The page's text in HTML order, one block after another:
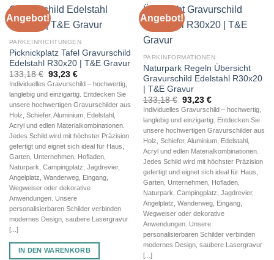
Angebot!
PARKEINRICHTUNGEN
Picknickplatz Tafel Gravurschild
Edelstahl R30x20 | T&E Gravur
133,18€ Ursprünglicher
Preis
war:
133,18 €
93,23 €Aktueller
Preis
ist:
93,23 €.
Individuelles Gravurschild – hochwertig,
langlebig und einzigartig. Entdecken Sie
unsere hochwertigen Gravurschilder aus
Holz, Schiefer, Aluminium, Edelstahl,
Acryl und edlen Materialkombinationen.
Jedes Schild wird mit höchster Präzision
gefertigt und eignet sich ideal für Haus,
Garten, Unternehmen, Hofladen,
Naturpark, Campingplatz, Jagdrevier,
Angelplatz, Wanderweg, Eingang,
Wegweiser oder dekorative
Anwendungen. Unsere
personalisierbaren Schilder verbinden
modernes Design, saubere Lasergravur
[...]
IN DEN WARENKORB
Angebot!
PARKINFORMATIONEN
Naturpark Regeln Übersicht
Gravurschild Edelstahl R30x20
| T&E Gravur
133,18€ Ursprünglicher
Preis
war:
133,18 €
93,23 €Aktueller
Preis
ist:
93,23 €.
Individuelles Gravurschild – hochwertig,
langlebig und einzigartig. Entdecken Sie
unsere hochwertigen Gravurschilder aus
Holz, Schiefer, Aluminium, Edelstahl,
Acryl und edlen Materialkombinationen.
Jedes Schild wird mit höchster Präzision
gefertigt und eignet sich ideal für Haus,
Garten, Unternehmen, Hofladen,
Naturpark, Campingplatz, Jagdrevier,
Angelplatz, Wanderweg, Eingang,
Wegweiser oder dekorative
Anwendungen. Unsere
personalisierbaren Schilder verbinden
modernes Design, saubere Lasergravur
[...]